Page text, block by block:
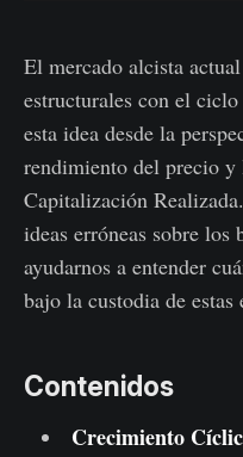
El mercado alcista
estructurales con el
esta idea desde la
rendimiento del precio
Capitalización
ideas erróneas sobre los
ayudarnos a entender
bajo la custodia de estas
Contenidos
Crecimiento